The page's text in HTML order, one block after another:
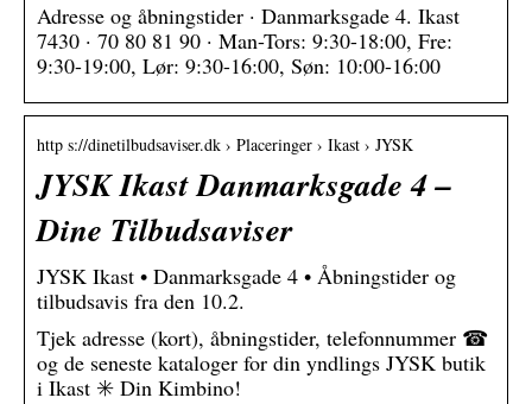
Adresse og åbningstider · Danmarksgade 4. Ikast
7430 · 70 80 81 90 · Man-Tors: 9:30-18:00, Fre:
9:30-19:00, Lør: 9:30-16:00, Søn: 10:00-16:00
http s://dinetilbudsaviser.dk › Placeringer › Ikast › JYSK
JYSK Ikast Danmarksgade 4 –
Dine Tilbudsaviser
JYSK Ikast • Danmarksgade 4 • Åbningstider og
tilbudsavis fra den 10.2.
Tjek adresse (kort), åbningstider, telefonnummer ☎
og de seneste kataloger for din yndlings JYSK butik
i Ikast ✳️ Din Kimbino!